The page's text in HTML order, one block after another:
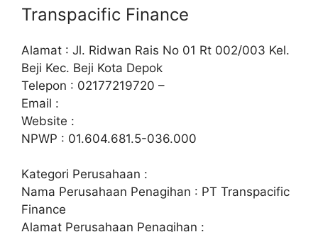
Transpacific Finance
Alamat : Jl. Ridwan Rais No 01 Rt 002/003 Kel.
Beji Kec. Beji Kota Depok
Telepon : 02177219720 –
Email :
Website :
NPWP : 01.604.681.5-036.000
Kategori Perusahaan :
Nama Perusahaan Penagihan : PT Transpacific
Finance
Alamat Perusahaan Penagihan :